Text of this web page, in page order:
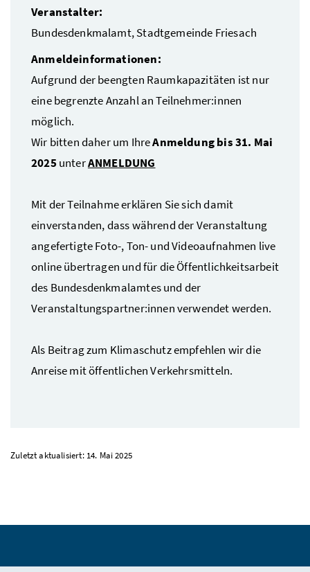
Veranstalter:
Bundesdenkmalamt, Stadtgemeinde Friesach
Anmeldeinformationen:
Aufgrund der beengten Raumkapazitäten ist nur
eine begrenzte Anzahl an Teilnehmer:innen
möglich.
Wir bitten daher um IhreAnmeldung bis 31. Mai
2025unterANMELDUNG
Mit der Teilnahme erklären Sie sich damit
einverstanden, dass während der Veranstaltung
angefertigte Foto-, Ton- und Videoaufnahmen live
online übertragen und für die Öffentlichkeitsarbeit
des Bundesdenkmalamtes und der
Veranstaltungspartner:innen verwendet werden.
Als Beitrag zum Klimaschutz empfehlen wir die
Anreise mit öffentlichen Verkehrsmitteln.
Zuletzt aktualisiert: 14. Mai 2025